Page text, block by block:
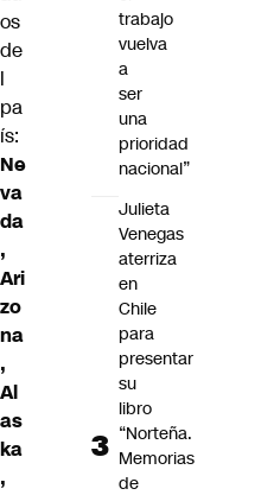
os
de
l
pa
ís:
Ne
va
da
,
Ari
zo
na
,
Al
as
ka
,
trabajo
vuelva
a
ser
una
prioridad
nacional”
Julieta
Venegas
aterriza
en
Chile
para
presentar
su
libro
“Norteña.
Memorias
de